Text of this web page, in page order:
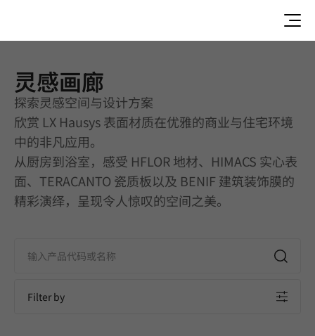
灵感画廊 | Corridor | Application
灵感画廊
探索灵感空间与设计方案
欣赏 LX Hausys 表面材质在优雅的商业与住宅环境
中的非凡应用。
从厨房到浴室，感受 HFLOR 地材、HIMACS 实心表
面、TERACANTO 瓷质板以及 BENIF 建筑装饰膜的
精彩演绎，呈现令人惊叹的空间之美。
Filter by